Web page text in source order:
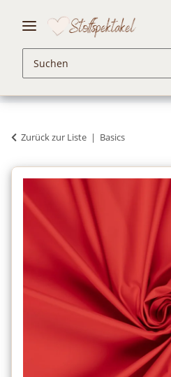
Zurück zur Liste Basics